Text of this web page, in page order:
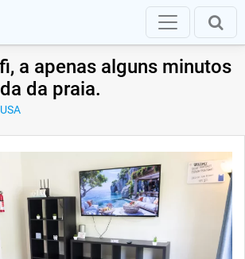
a apenas alguns minutos
da praia.